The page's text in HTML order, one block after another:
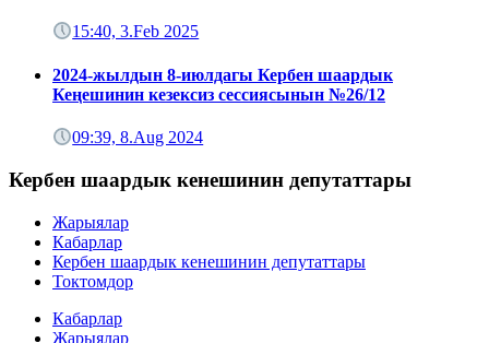
15:40, 3.Feb 2025
2024-жылдын 8-июлдагы Кербен шаардык
Кеңешинин кезексиз сессиясынын №26/12
09:39, 8.Aug 2024
Кербен шаардык кенешинин депутаттары
Жарыялар
Кабарлар
Кербен шаардык кенешинин депутаттары
Токтомдор
Кабарлар
Жарыялар